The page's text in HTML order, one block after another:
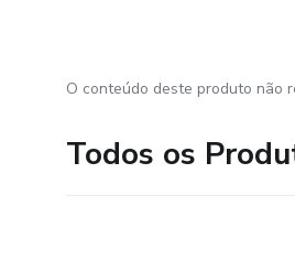
O conteúdo deste produto não
Todos os